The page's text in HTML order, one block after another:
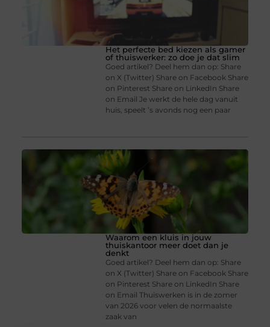
Het perfecte bed kiezen als gamer
of thuiswerker: zo doe je dat slim
Goed artikel? Deel hem dan op: Share
on X (Twitter) Share on Facebook Share
on Pinterest Share on LinkedIn Share
on Email Je werkt de hele dag vanuit
huis, speelt ’s avonds nog een paar
Waarom een kluis in jouw
thuiskantoor meer doet dan je
denkt
Goed artikel? Deel hem dan op: Share
on X (Twitter) Share on Facebook Share
on Pinterest Share on LinkedIn Share
on Email Thuiswerken is in de zomer
van 2026 voor velen de normaalste
zaak van